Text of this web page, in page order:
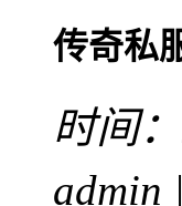
传奇私
时间
admin